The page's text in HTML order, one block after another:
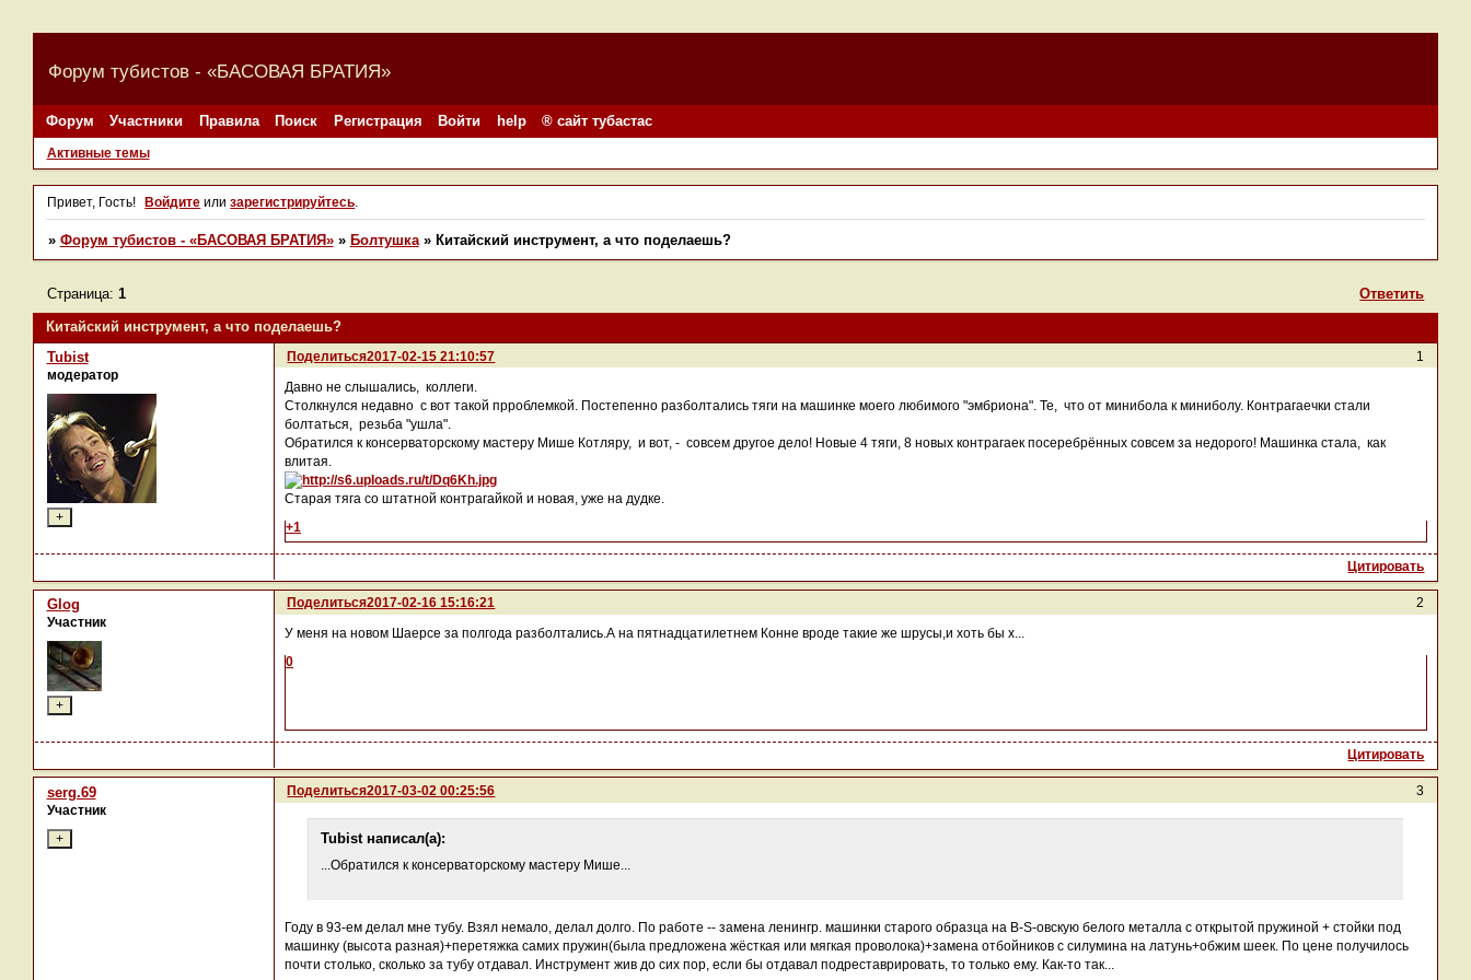
Форум тубистов - «БАСОВАЯ БРАТИЯ»
Форум Участники Правила Поиск Регистрация Войти help ® сайт тубастас
Активные темы
Привет, Гость! Войдите илизарегистрируйтесь
» Форум тубистов - «БАСОВАЯ БРАТИЯ» » Болтушка » Китайский инструмент, а что поделаешь?
Китайский инструмент, а что поделаешь?
Страница: 1 Ответить
Поделиться 1
2017-02-15 21:10:57
Tubist
модератор
Давно не слышались, коллеги.
Столкнулся недавно с вот такой прроблемкой. Постепенно разболтались тяги на машинке моего любимого "эмбриона". Те, что от минибола к миниболу. Контрагаечки стали
болтаться, резьба "ушла".
Обратился к консерваторскому мастеру Мише Котляру, и вот, - совсем другое дело! Новые 4 тяги, 8 новых контрагаек посеребрённых совсем за недорого! Машинка стала, как
влитая.
Старая тяга со штатной контрагайкой и новая, уже на дудке.
+1
Цитировать
Поделиться 2
2017-02-16 15:16:21
Glog
Участник
У меня на новом Шаерсе за полгода разболтались.А на пятнадцатилетнем Конне вроде такие же шрусы,и хоть бы х...
0
Цитировать
Поделиться 3
2017-03-02 00:25:56
serg.69
Участник
Tubist написал(а):
...Обратился к консерваторскому мастеру Мише...
Году в 93-ем делал мне тубу. Взял немало, делал долго. По работе -- замена ленингр. машинки старого образца на B-S-овскую белого металла с открытой пружиной + стойки под
машинку (высота разная)+перетяжка самих пружин(была предложена жёсткая или мягкая проволока)+замена отбойников с силумина на латунь+обжим шеек. По цене получилось
почти столько, сколько за тубу отдавал. Инструмент жив до сих пор, если бы отдавал подреставрировать, то только ему. Как-то так...